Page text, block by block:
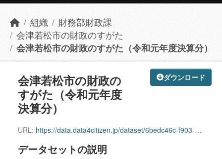
組織
財務部財政課
会津若松市の財政のすがた
会津若松市の財政のすがた（令和元年度決算分）
ダウンロード
会津若松市の財政の
すがた（令和元年度
決算分）
URL: https://data.data4citizen.jp/dataset/6bedc46c-f903-4140-a588-457cf98b00c4/resource/0693d365-3d23-4dd9-a16b-473ea15ab481/download/r1kessan.pdf
データセットの説明